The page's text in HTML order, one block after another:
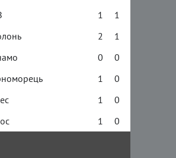
1
1
2
1
0
0
1
0
1
0
1 0